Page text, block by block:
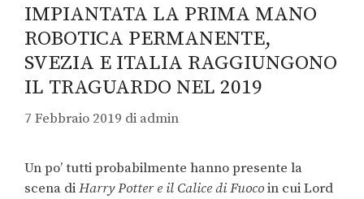
IMPIANTATA LA PRIMA MANO
ROBOTICA PERMANENTE,
SVEZIA E ITALIA RAGGIUNGONO
IL TRAGUARDO NEL 2019
7 Febbraio 2019 di admin
Un po’ tutti probabilmente hanno presente la
scena diHarry Potter e il Calice di Fuocoin cui Lord